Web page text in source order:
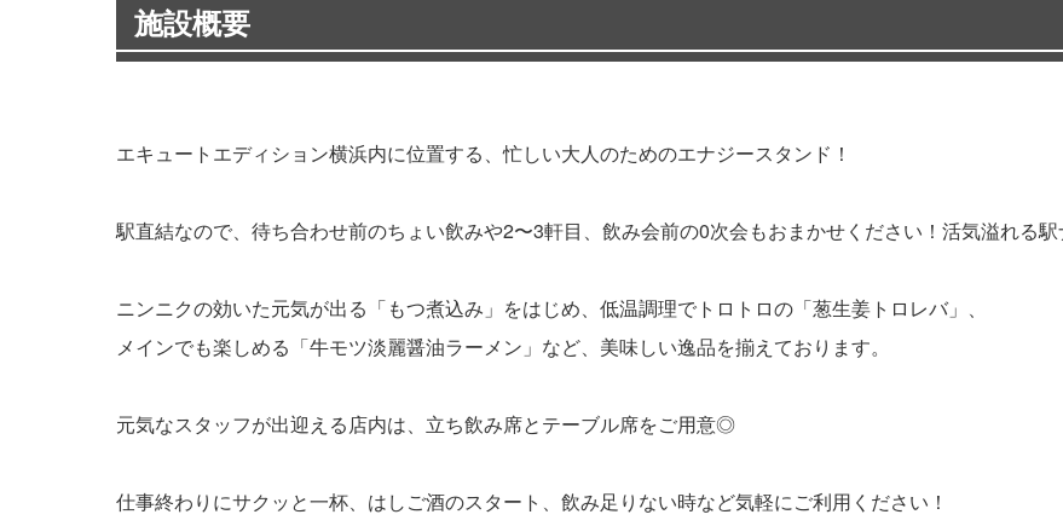
施設概要
エキュートエディション横浜内に位置する、忙しい大人のためのエナジースタンド！
駅直結なので、待ち合わせ前のちょい飲みや2〜3軒目、飲み会前の0次会もおまかせください！活気溢れる駅
ニンニクの効いた元気が出る「もつ煮込み」をはじめ、低温調理でトロトロの「葱生姜トロレバ」、
メインでも楽しめる「牛モツ淡麗醤油ラーメン」など、美味しい逸品を揃えております。
元気なスタッフが出迎える店内は、立ち飲み席とテーブル席をご用意◎
仕事終わりにサクッと一杯、はしご酒のスタート、飲み足りない時など気軽にご利用ください！